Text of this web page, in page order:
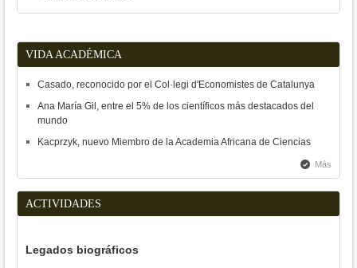
VIDA ACADÉMICA
Casado, reconocido por el Col·legi d'Economistes de Catalunya
Ana María Gil, entre el 5% de los científicos más destacados del
mundo
Kacprzyk, nuevo Miembro de la Academia Africana de Ciencias
Más
ACTIVIDADES
Legados biográficos